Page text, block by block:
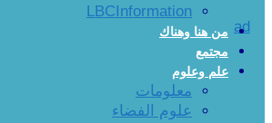
LBCInformation
من هنا وهناك
مجتمع
علم وعلوم
معلومات
علوم الفضاء